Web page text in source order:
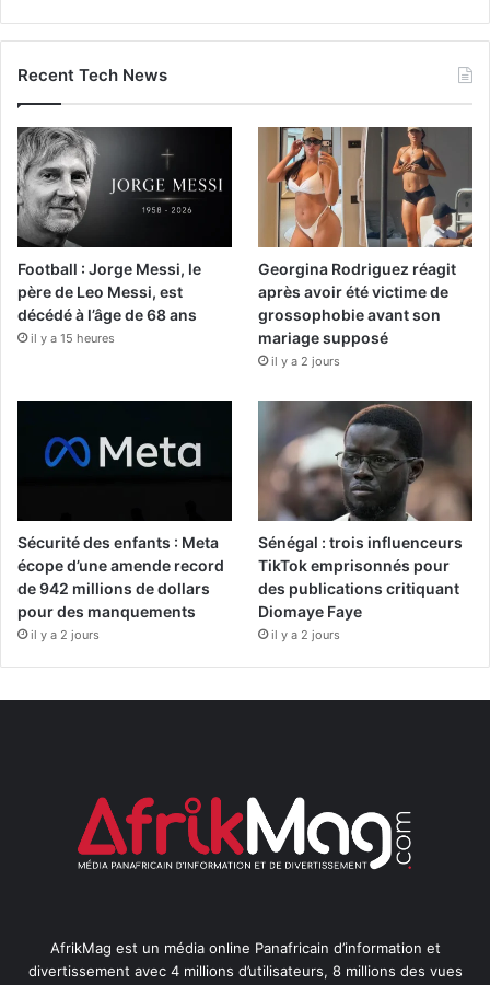
Recent Tech News
Football : Jorge Messi, le
père de Leo Messi, est
décédé à l’âge de 68 ans
il y a 15 heures
Georgina Rodriguez réagit
après avoir été victime de
grossophobie avant son
mariage supposé
il y a 2 jours
Sécurité des enfants : Meta
écope d’une amende record
de 942 millions de dollars
pour des manquements
il y a 2 jours
Sénégal : trois influenceurs
TikTok emprisonnés pour
des publications critiquant
Diomaye Faye
il y a 2 jours
AfrikMag est un média online Panafricain d’information et
divertissement avec 4 millions d’utilisateurs, 8 millions des vues